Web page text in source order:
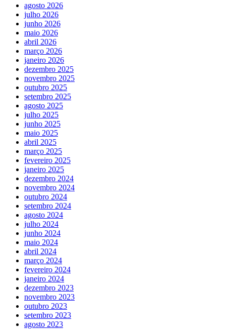
agosto 2026
julho 2026
junho 2026
maio 2026
abril 2026
março 2026
janeiro 2026
dezembro 2025
novembro 2025
outubro 2025
setembro 2025
agosto 2025
julho 2025
junho 2025
maio 2025
abril 2025
março 2025
fevereiro 2025
janeiro 2025
dezembro 2024
novembro 2024
outubro 2024
setembro 2024
agosto 2024
julho 2024
junho 2024
maio 2024
abril 2024
março 2024
fevereiro 2024
janeiro 2024
dezembro 2023
novembro 2023
outubro 2023
setembro 2023
agosto 2023